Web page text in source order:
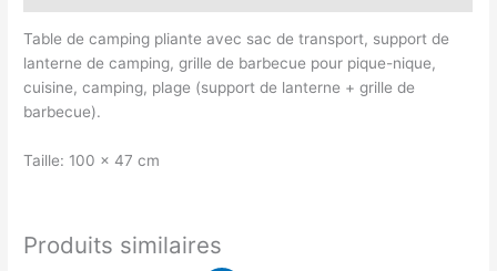
Table de camping pliante avec sac de transport, support de
lanterne de camping, grille de barbecue pour pique-nique,
cuisine, camping, plage (support de lanterne + grille de
barbecue).
Taille: 100 x 47 cm
Produits similaires